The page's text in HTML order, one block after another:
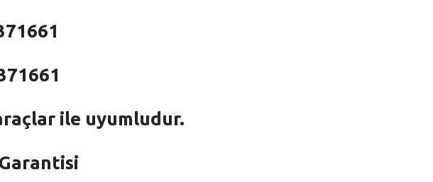
ile uyumludur.